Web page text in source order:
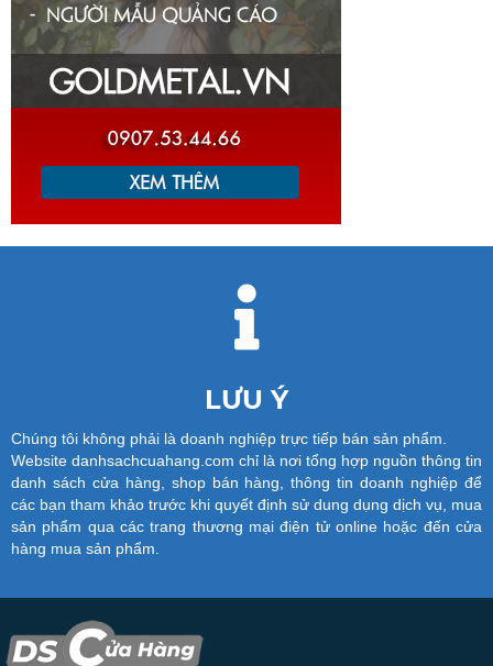
LƯU Ý
Chúng tôi không phải là doanh nghiệp trực tiếp bán sản phẩm.
Website danhsachcuahang.com chỉ là nơi tổng hợp nguồn thông tin
danh sách cửa hàng, shop bán hàng, thông tin doanh nghiệp để
các bạn tham khảo trước khi quyết định sử dung dụng dịch vụ, mua
sản phẩm qua các trang thương mại điện tử online hoặc đến cửa
hàng mua sản phẩm.